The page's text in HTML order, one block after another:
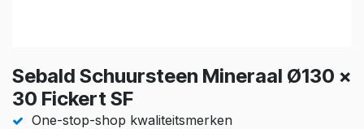
Sebald Schuursteen Mineraal Ø130 x
30 Fickert SF
One-stop-shop kwaliteitsmerken